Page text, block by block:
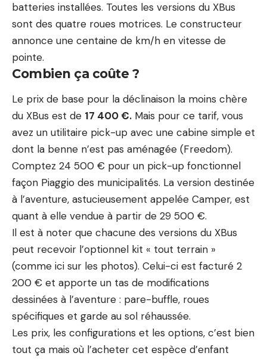
batteries installées. Toutes les versions du XBus
sont des quatre roues motrices. Le constructeur
annonce une centaine de km/h en vitesse de
pointe.
Combien ça coûte ?
Le prix de base pour la déclinaison la moins chère
du XBus est de 17 400 €. Mais pour ce tarif, vous
avez un utilitaire pick-up avec une cabine simple et
dont la benne n’est pas aménagée (Freedom).
Comptez 24 500 € pour un pick-up fonctionnel
façon Piaggio des municipalités. La version destinée
à l’aventure, astucieusement appelée Camper, est
quant à elle vendue à partir de 29 500 €.
Il est à noter que chacune des versions du XBus
peut recevoir l’optionnel kit « tout terrain »
(comme ici sur les photos). Celui-ci est facturé 2
200 € et apporte un tas de modifications
dessinées à l’aventure : pare-buffle, roues
spécifiques et garde au sol réhaussée.
Les prix, les configurations et les options, c’est bien
tout ça mais où l’acheter cet espèce d’enfant